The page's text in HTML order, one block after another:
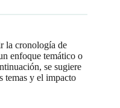
la cronología de
enfoque temático o
se sugiere
temas y el impacto